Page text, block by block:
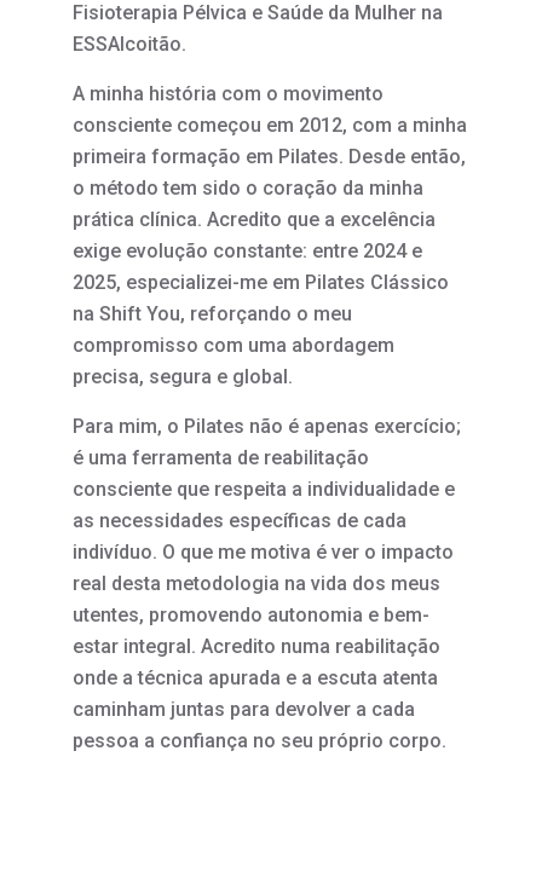
Fisioterapia Pélvica e Saúde da Mulher na
ESSAlcoitão.
A minha história com o movimento
consciente começou em 2012, com a minha
primeira formação em Pilates. Desde então,
o método tem sido o coração da minha
prática clínica. Acredito que a excelência
exige evolução constante: entre 2024 e
2025, especializei-me em Pilates Clássico
na Shift You, reforçando o meu
compromisso com uma abordagem
precisa, segura e global.
Para mim, o Pilates não é apenas exercício;
é uma ferramenta de reabilitação
consciente que respeita a individualidade e
as necessidades específicas de cada
indivíduo. O que me motiva é ver o impacto
real desta metodologia na vida dos meus
utentes, promovendo autonomia e bem-
estar integral. Acredito numa reabilitação
onde a técnica apurada e a escuta atenta
caminham juntas para devolver a cada
pessoa a confiança no seu próprio corpo.